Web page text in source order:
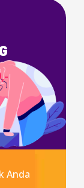
Anda